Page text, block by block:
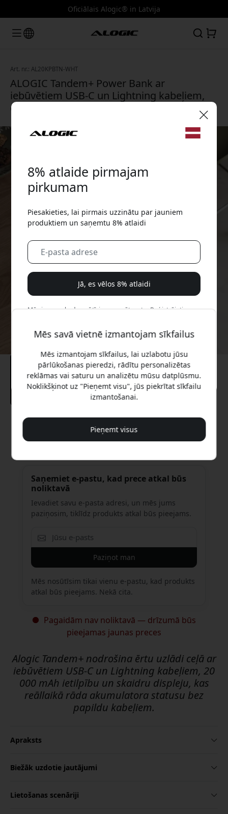
Oficiālais Alogic® in Latvija
Art. nr.: AL20KPBTN-WHT
ALOGIC Tandem+ Power Bank ar
iebūvētiem USB-C un Lightning kabeļiem,
displeju un 20 000 mAh ceļojumiem - White
Ieteicamā cena
89.99 EUR
Saņemiet e-pastu, kad prece atkal būs
noliktavā
Ievadiet savu e-pasta adresi, un mēs jums
paziņosim, tiklīdz produkts atkal būs pieejams.
Paziņot man
Mēs nosūtīsim tikai vienu e-pastu, kad produkts
atkal būs pieejams. Nekā cita.
Pagaidām nav noliktavā — drīzumā būs
pieejamas jaunas preces
Alogic Tandem+ nodrošina ērtu uzlādi ceļā ar
iebūvētiem USB-C un Lightning kabeļiem, 20
000 mAh ietilpību un skaidru displeju, kas
reāllaikā rāda akumulatora statusu bez
papildu kabeļiem.
Apraksts
Biežāk uzdotie jautājumi
Lietošanas scenāriji
Mēs savā vietnē izmantojam sīkfailus
Mēs izmantojam sīkfailus, lai uzlabotu jūsu
pārlūkošanas pieredzi, rādītu personalizētas
reklāmas vai saturu un analizētu mūsu datplūsmu.
Noklikšķinot uz "Pieņemt visu", jūs piekrītat sīkfailu
izmantošanai.
Pieņemt visus
8% atlaide pirmajam
pirkumam
Piesakieties, lai pirmais uzzinātu par jauniem
produktiem un saņemtu 8% atlaidi
Jā, es vēlos 8% atlaidi
Mēs jums nekad nesūtīsim surogātpastu. Reģistrējoties,
izglītojošām sērijām un īpašiem piedāvājumiem.
Nē, es labāk maksātu pilnu cenu.
🎉 Jūsu atlaižu kods:
Izmantojiet šo kodu, veicot pasūtījumu, lai
saņemtu 8% atlaidi.